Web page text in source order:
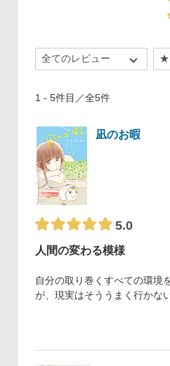
1 - 5件目／全5件
凪のお暇
5.0
人間の変わる模様
自分の取り巻くすべての環境
が、現実はそううまく行かな